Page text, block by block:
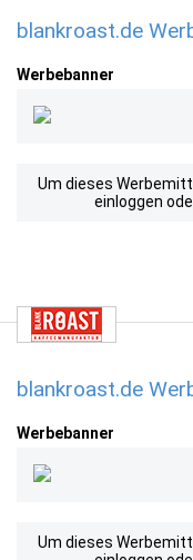
blankroast.de
Werbebanner
Um dieses
einloggen
blankroast.de
Werbebanner
Um dieses